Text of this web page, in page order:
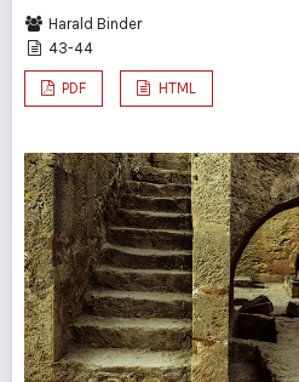
Harald Binder
43-44
PDF HTML